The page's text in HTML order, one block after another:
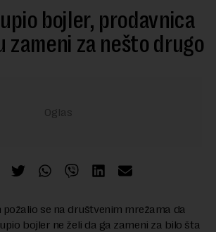
bojler, prodavnica
zameni za nešto drugo
se na društvenim mrežama da
bojler ne želi da ga zameni za bilo šta